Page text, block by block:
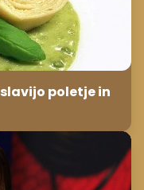
poletje in